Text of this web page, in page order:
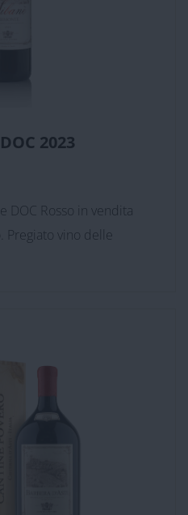
2023
DOC Rosso in vendita
Pregiato vino delle